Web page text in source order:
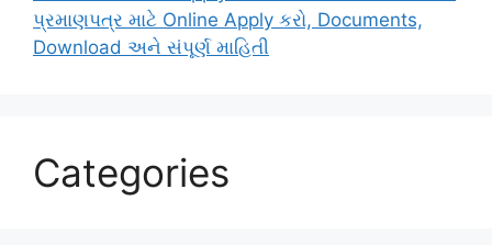
પ્રમાણપત્ર માટે Online Apply કરો, Documents,
Download અને સંપૂર્ણ માહિતી
Categories